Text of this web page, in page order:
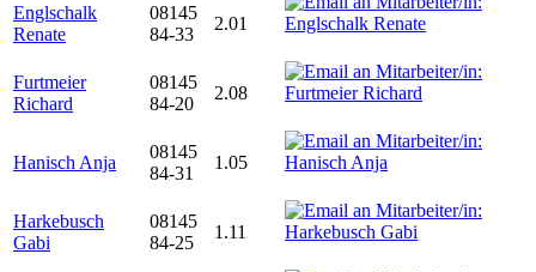
Englschalk
Renate
08145
84-33
2.01
Furtmeier
Richard
08145
84-20
2.08
Hanisch Anja
08145
84-31
1.05
Harkebusch
Gabi
08145
84-25
1.11